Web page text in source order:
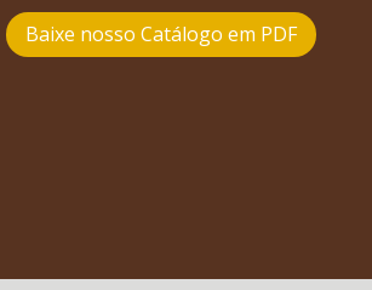
Baixe nosso Catálogo em PDF